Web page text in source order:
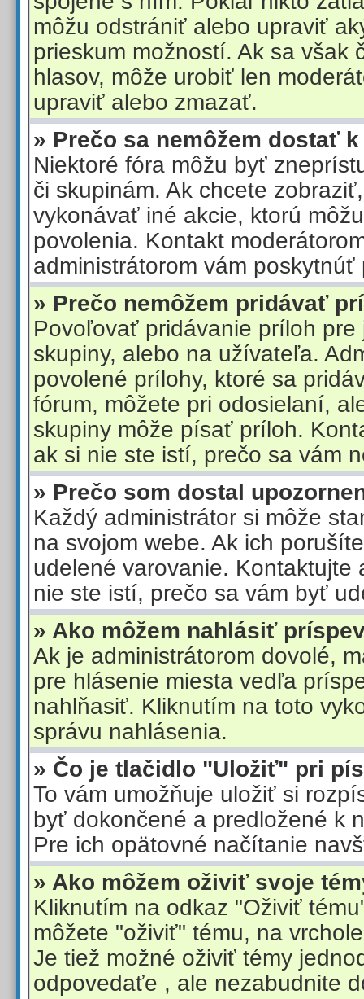
môžu odstrániť alebo upraviť
prieskum možností. Ak sa však
hlasov, môže urobiť len
upraviť alebo zmazať.
» Prečo sa nemôžem dostať
Niektoré fóra môžu byť
či skupinám. Ak chcete
vykonávať iné akcie, ktorú
povolenia. Kontakt
administrátorom vám poskytnúť
» Prečo nemôžem pridávať
Povoľovať pridávanie príloh pre
skupiny, alebo na užívateľa.
povolené prílohy, ktoré sa
fórum, môžete pri odosielaní,
skupiny môže písať príloh.
ak si nie ste istí, prečo sa vám
» Prečo som dostal
Každý administrátor si môže
na svojom webe. Ak ich
udelené varovanie. Kontaktujte
nie ste istí, prečo sa vám byť
» Ako môžem nahlásiť
Ak je administrátorom dovolé,
pre hlásenie miesta vedľa
nahlňasiť. Kliknutím na toto
správu nahlásenia.
» Čo je tlačidlo "Uložiť" pri
To vám umožňuje uložiť si
byť dokončené a predložené k
Pre ich opätovné načítanie
» Ako môžem oživiť svoje
Kliknutím na odkaz "Oživiť
môžete "oživiť" tému, na
Je tiež možné oživiť témy
odpovedaťe , ale nezabudnite